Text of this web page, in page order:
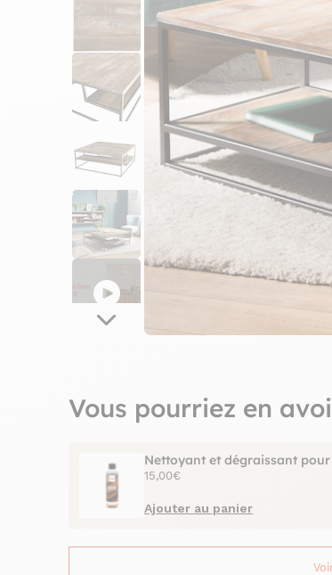
Vous pourriez en
Nettoyant et dégraissant
15,00€
Ajouter au panier